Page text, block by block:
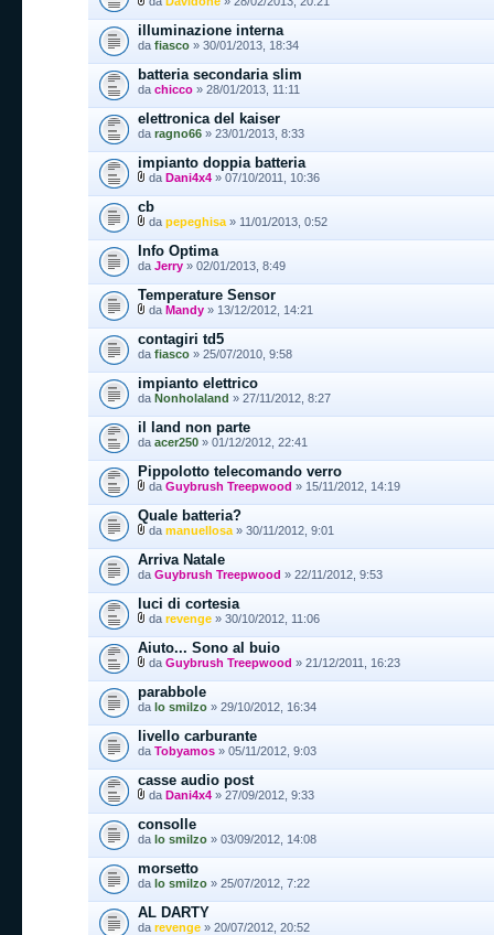
illuminazione interna
da fiasco » 30/01/2013, 18:34
batteria secondaria slim
da chicco » 28/01/2013, 11:11
elettronica del kaiser
da ragno66 » 23/01/2013, 8:33
impianto doppia batteria
da Dani4x4 » 07/10/2011, 10:36
cb
da pepeghisa » 11/01/2013, 0:52
Info Optima
da Jerry » 02/01/2013, 8:49
Temperature Sensor
da Mandy » 13/12/2012, 14:21
contagiri td5
da fiasco » 25/07/2010, 9:58
impianto elettrico
da Nonholaland » 27/11/2012, 8:27
il land non parte
da acer250 » 01/12/2012, 22:41
Pippolotto telecomando verro
da Guybrush Treepwood » 15/11/2012, 14:19
Quale batteria?
da manuellosa » 30/11/2012, 9:01
Arriva Natale
da Guybrush Treepwood » 22/11/2012, 9:53
luci di cortesia
da revenge » 30/10/2012, 11:06
Aiuto... Sono al buio
da Guybrush Treepwood » 21/12/2011, 16:23
parabbole
da lo smilzo » 29/10/2012, 16:34
livello carburante
da Tobyamos » 05/11/2012, 9:03
casse audio post
da Dani4x4 » 27/09/2012, 9:33
consolle
da lo smilzo » 03/09/2012, 14:08
morsetto
da lo smilzo » 25/07/2012, 7:22
AL DARTY
da revenge » 20/07/2012, 20:52